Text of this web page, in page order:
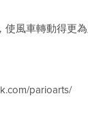
風車轉動得更為
parioarts/